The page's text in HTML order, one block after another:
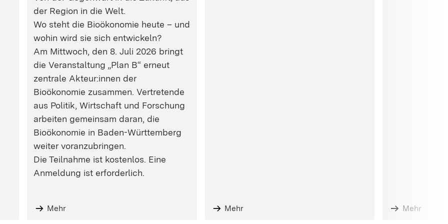
der Region in die Welt.
Wo steht die Bioökonomie heute – und
wohin wird sie sich entwickeln?
Am Mittwoch, den 8. Juli 2026 bringt
die Veranstaltung „Plan B“ erneut
zentrale Akteur:innen der
Bioökonomie zusammen. Vertretende
aus Politik, Wirtschaft und Forschung
arbeiten gemeinsam daran, die
Bioökonomie in Baden-Württemberg
weiter voranzubringen.
Die Teilnahme ist kostenlos. Eine
Anmeldung ist erforderlich.
Mehr Mehr Mehr